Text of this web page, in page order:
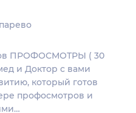
ПРОФОСМОТРЫ ( 30
и Доктор с вами
который готов
профосмотров и